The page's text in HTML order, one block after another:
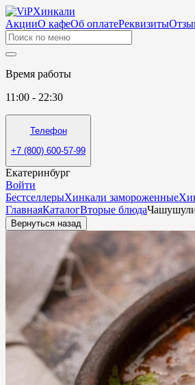
АкцииО кафеОб оплатеРеквизиты
Время работы
11:00 - 22:30
Телефон
+7 (800) 600-57-99
Екатеринбург
Войти
БестселлерыХинкали замороженные
ГлавнаяКаталогВторые блюда
Вернуться назад